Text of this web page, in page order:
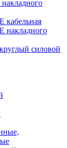
кабельная
накладного
силовой